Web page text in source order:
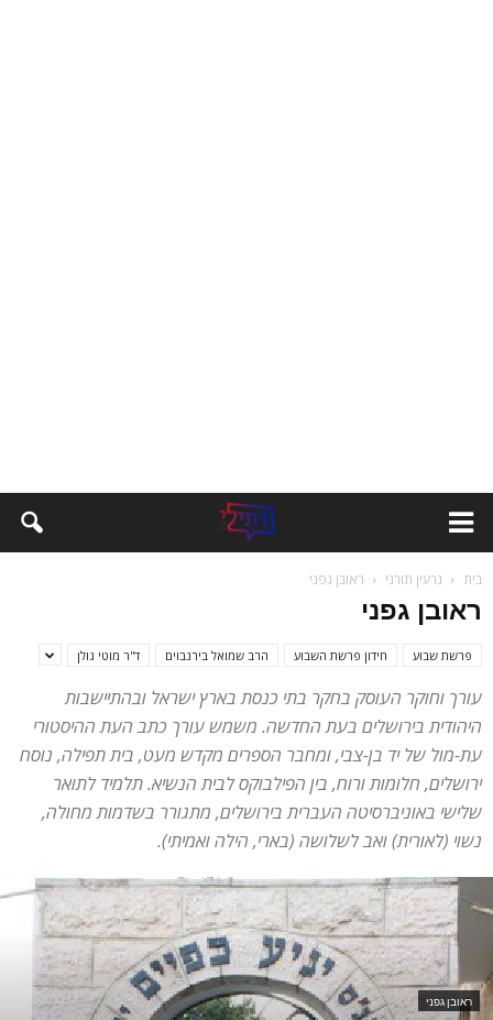
בית גרעין תורני ראובן גפני
ראובן גפני
פרשת שבוע חידון פרשת השבוע הרב שמואל בירנבוים ד''ר מוטי גולן
עורך וחוקר העוסק בחקר בתי כנסת בארץ ישראל ובהתיישבות
היהודית בירושלים בעת החדשה. משמש עורך כתב העת ההיסטורי
עת-מול של יד בן-צבי, ומחבר הספרים מקדש מעט, בית תפילה, נוסח
ירושלים, חלומות ורוח, בין הפילבוקס לבית הנשיא. תלמיד לתואר
שלישי באוניברסיטה העברית בירושלים, מתגורר בשדמות מחולה,
נשוי (לאורית) ואב לשלושה (בארי, הילה ואמיתי).
ראובן גפני